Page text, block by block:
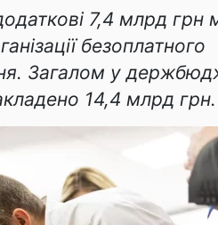
7,4 млрд грн
безоплатного
Загалом у
14,4 млрд грн.